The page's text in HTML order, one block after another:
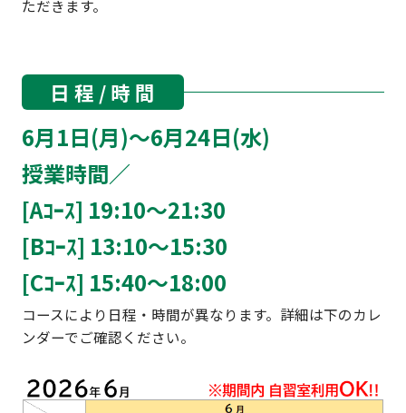
ただきます。
日 程 / 時 間
6月1日(月)～6月24日(水)
授業時間／
[Aｺｰｽ] 19:10～21:30
[Bｺｰｽ] 13:10～15:30
[Cｺｰｽ] 15:40～18:00
コースにより日程・時間が異なります。詳細は下のカレ
ンダーでご確認ください。